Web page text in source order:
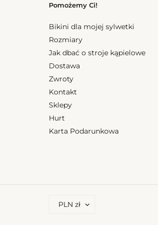
Pomożemy Ci!
Bikini dla mojej sylwetki
Rozmiary
Jak dbać o stroje kąpielowe
Dostawa
Zwroty
Kontakt
Sklepy
Hurt
Karta Podarunkowa
PLN zł